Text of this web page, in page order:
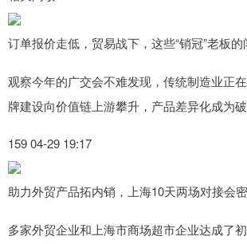
订单报价走低，贸易战下，这些“销冠”老板的
观察今年的广交会不难发现，传统制造业正
牌建设向价值链上游攀升，产品差异化成为破
159 04-29 19:17
助力外贸产品拓内销，上海10天两场对接会
多家外贸企业和上海市商场超市企业达成了初